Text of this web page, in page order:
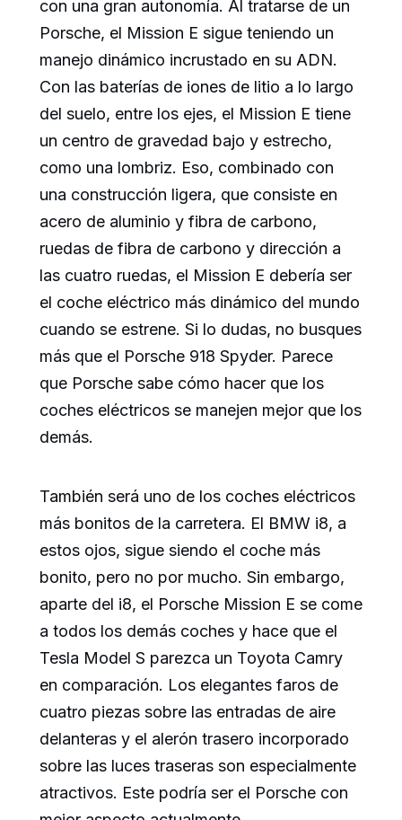
con una gran autonomía. Al tratarse de un
Porsche, el Mission E sigue teniendo un
manejo dinámico incrustado en su ADN.
Con las baterías de iones de litio a lo largo
del suelo, entre los ejes, el Mission E tiene
un centro de gravedad bajo y estrecho,
como una lombriz. Eso, combinado con
una construcción ligera, que consiste en
acero de aluminio y fibra de carbono,
ruedas de fibra de carbono y dirección a
las cuatro ruedas, el Mission E debería ser
el coche eléctrico más dinámico del mundo
cuando se estrene. Si lo dudas, no busques
más que el Porsche 918 Spyder. Parece
que Porsche sabe cómo hacer que los
coches eléctricos se manejen mejor que los
demás.
También será uno de los coches eléctricos
más bonitos de la carretera. El BMW i8, a
estos ojos, sigue siendo el coche más
bonito, pero no por mucho. Sin embargo,
aparte del i8, el Porsche Mission E se come
a todos los demás coches y hace que el
Tesla Model S parezca un Toyota Camry
en comparación. Los elegantes faros de
cuatro piezas sobre las entradas de aire
delanteras y el alerón trasero incorporado
sobre las luces traseras son especialmente
atractivos. Este podría ser el Porsche con